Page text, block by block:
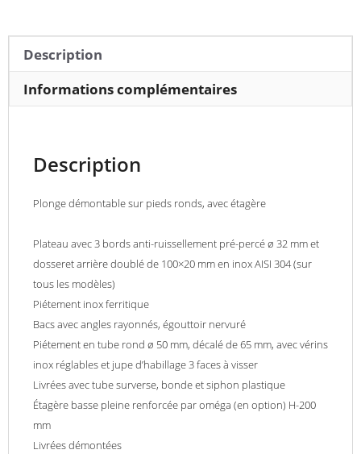
Description
Informations complémentaires
Description
Plonge démontable sur pieds ronds, avec étagère
Plateau avec 3 bords anti-ruissellement pré-percé ø 32 mm et
dosseret arrière doublé de 100×20 mm en inox AISI 304 (sur
tous les modèles)
Piétement inox ferritique
Bacs avec angles rayonnés, égouttoir nervuré
Piétement en tube rond ø 50 mm, décalé de 65 mm, avec vérins
inox réglables et jupe d’habillage 3 faces à visser
Livrées avec tube surverse, bonde et siphon plastique
Étagère basse pleine renforcée par oméga (en option) H-200
mm
Livrées démontées